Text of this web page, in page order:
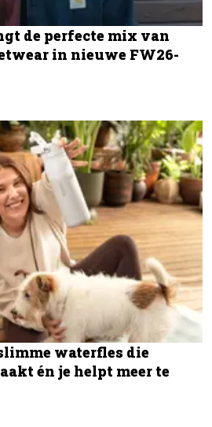
de perfecte mix van
in nieuwe FW26-
waterfles die
én je helpt meer te